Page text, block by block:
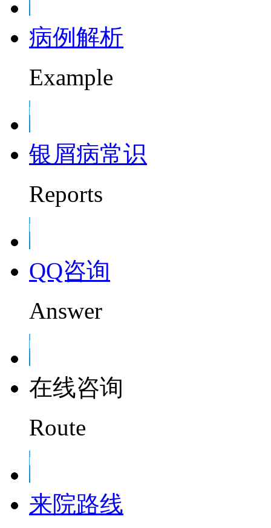
病例解析
Example
银屑病常识
Reports
QQ咨询
Answer
在线咨询
Route
来院路线